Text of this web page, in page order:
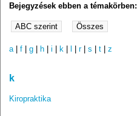
Bejegyzések ebben a témakörben:
a|f |g h |i k |r|s |t |z
k
Kiropraktika